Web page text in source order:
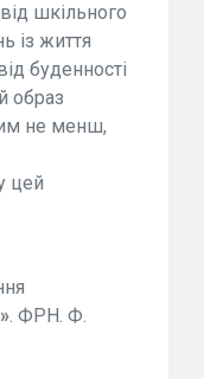
шкільного
із життя
буденності
образ
не менш,
цей
. ФРН. Ф.